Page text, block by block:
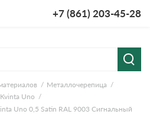
+7 (861) 203-45-28
Металлочерепица
Kvinta Uno
Uno 0,5 Satin RAL 9003 Сигнальный